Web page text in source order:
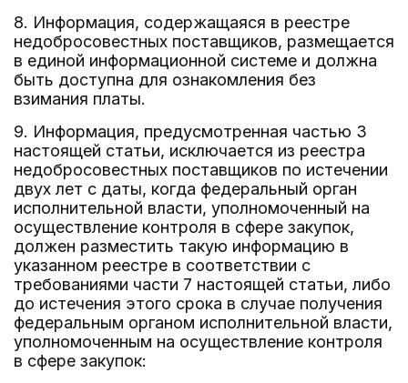
8. Информация, содержащаяся в реестре
недобросовестных поставщиков, размещается
в единой информационной системе и должна
быть доступна для ознакомления без
взимания платы.
9. Информация, предусмотренная частью 3
настоящей статьи, исключается из реестра
недобросовестных поставщиков по истечении
двух лет с даты, когда федеральный орган
исполнительной власти, уполномоченный на
осуществление контроля в сфере закупок,
должен разместить такую информацию в
указанном реестре в соответствии с
требованиями части 7 настоящей статьи, либо
до истечения этого срока в случае получения
федеральным органом исполнительной власти,
уполномоченным на осуществление контроля
в сфере закупок: